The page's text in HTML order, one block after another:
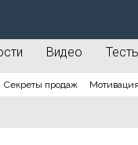
Видео
Секреты продаж Мотивация